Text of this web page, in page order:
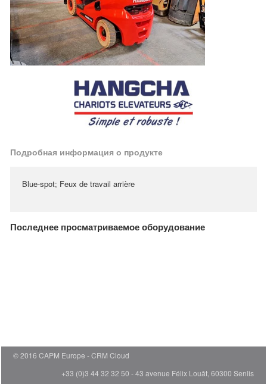
Подробная информация о продукте
Blue-spot; Feux de travail arrière
Последнее просматриваемое оборудование
© 2016 CAPM Europe
CRM Cloud
+33 (0)3 44 32 32 50 - 43 avenue Félix Louât, 60300 Senlis